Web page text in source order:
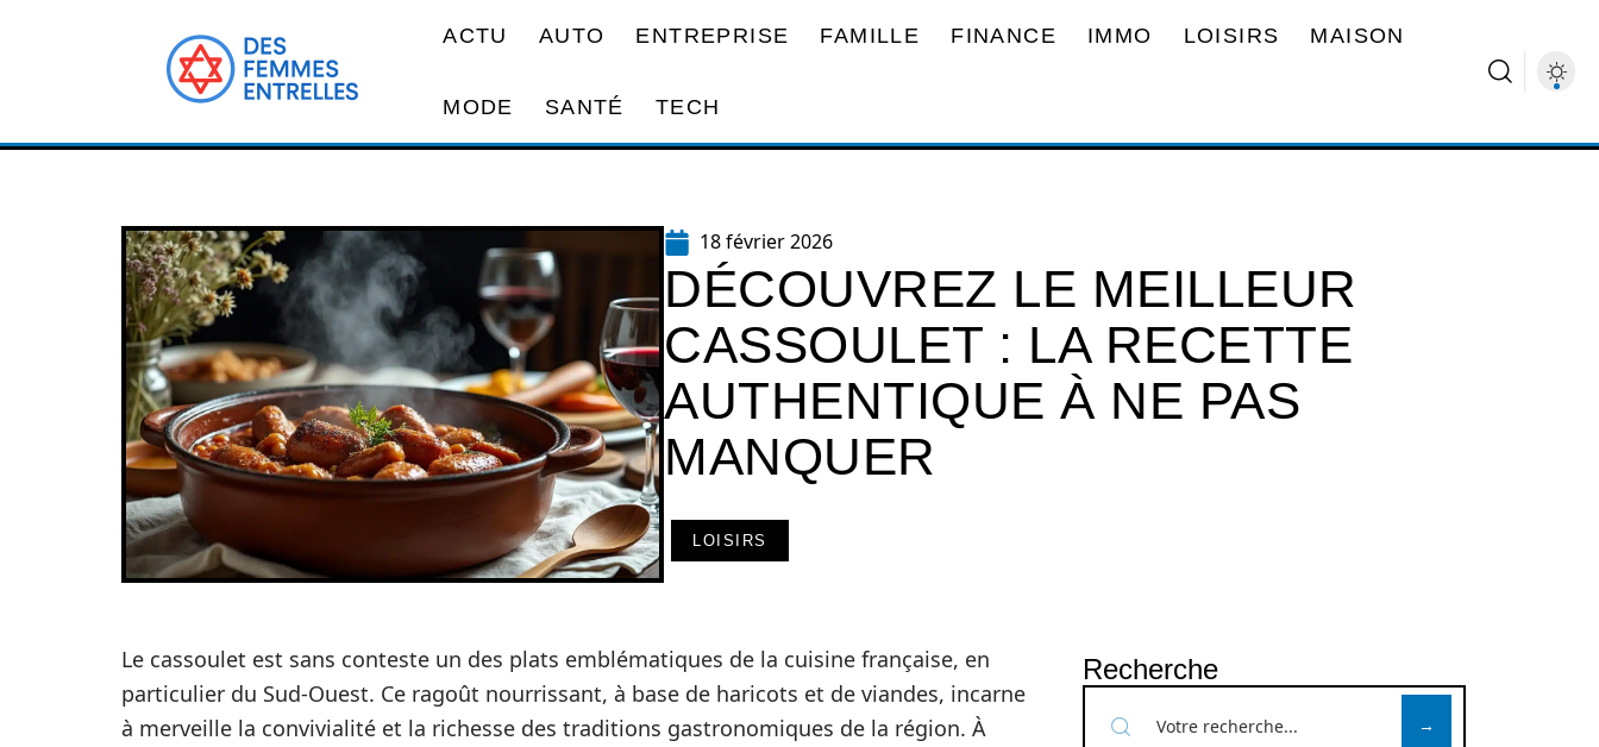
ACTU AUTO ENTREPRISE FAMILLE FINANCE IMMO LOISIRS MAISON
MODE SANTÉ TECH
18 février 2026
DÉCOUVREZ LE MEILLEUR
CASSOULET : LA RECETTE
AUTHENTIQUE À NE PAS
MANQUER
LOISIRS
Le cassoulet est sans conteste un des plats emblématiques de la cuisine française, en
particulier du Sud-Ouest. Ce ragoût nourrissant, à base de haricots et de viandes, incarne
à merveille la convivialité et la richesse des traditions gastronomiques de la région. À
Recherche